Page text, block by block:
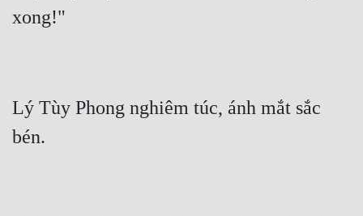
Lý Tùy Phong nghiêm túc, ánh mắt sắc